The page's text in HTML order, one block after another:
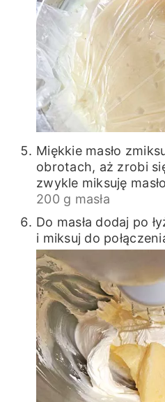
Miękkie masło
obrotach, aż zrobi
zwykle miksuję
200 g masła
Do masła dodaj po
i miksuj do